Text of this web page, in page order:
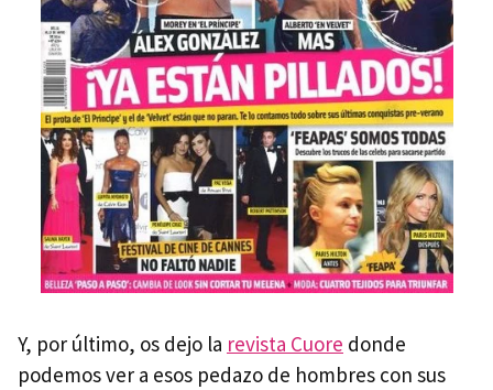
Y, por último, os dejo la revista Cuore donde
podemos ver a esos pedazo de hombres con sus